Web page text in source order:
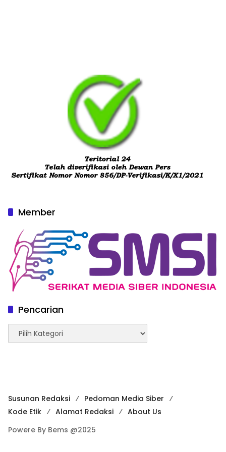
Member
Pencarian
Pencarian
Susunan Redaksi
Pedoman Media Siber
Kode Etik
Alamat Redaksi
About Us
Powere By Bems @2025